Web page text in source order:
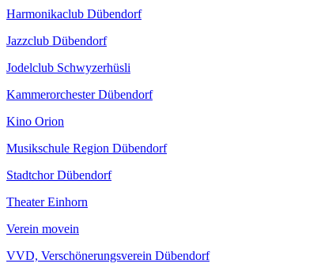
Harmonikaclub Dübendorf
Jazzclub Dübendorf
Jodelclub Schwyzerhüsli
Kammerorchester Dübendorf
Kino Orion
Musikschule Region Dübendorf
Stadtchor Dübendorf
Theater Einhorn
Verein movein
VVD, Verschönerungsverein Dübendorf